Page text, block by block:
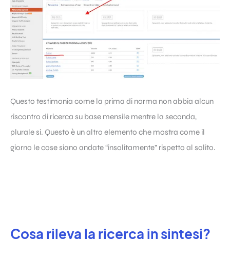
Questo testimonia come la prima di norma non abbia alcun
riscontro di ricerca su base mensile mentre la seconda,
plurale si. Questo è un altro elemento che mostra come il
giorno le cose siano andate “insolitamente” rispetto al solito.
Cosa rileva la ricerca in sintesi?